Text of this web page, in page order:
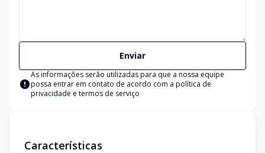
Enviar
As informações serão utilizadas para que a nossa equipe
possa entrar em contato de acordo com a política de
privacidade e termos de serviço
Características